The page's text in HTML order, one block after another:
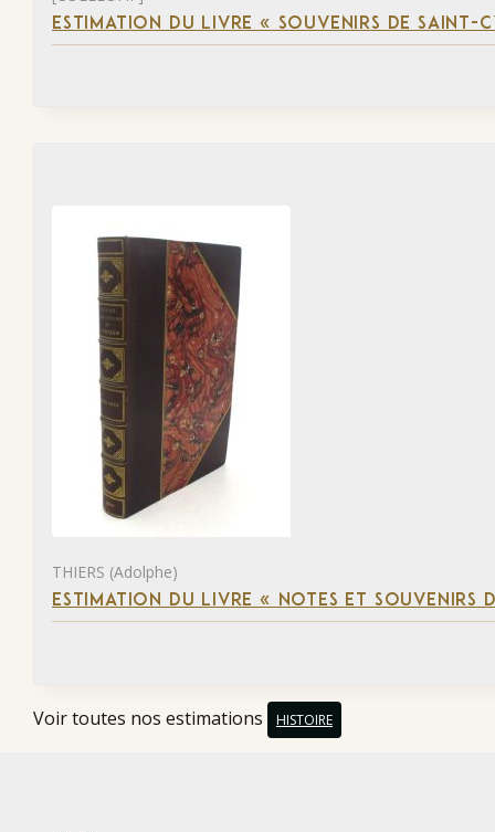
ESTIMATION DU LIVRE « SOUVENIRS DE SAINT-
THIERS (Adolphe)
ESTIMATION DU LIVRE « NOTES ET SOUVENIRS
Voir toutes nos estimations HISTOIRE